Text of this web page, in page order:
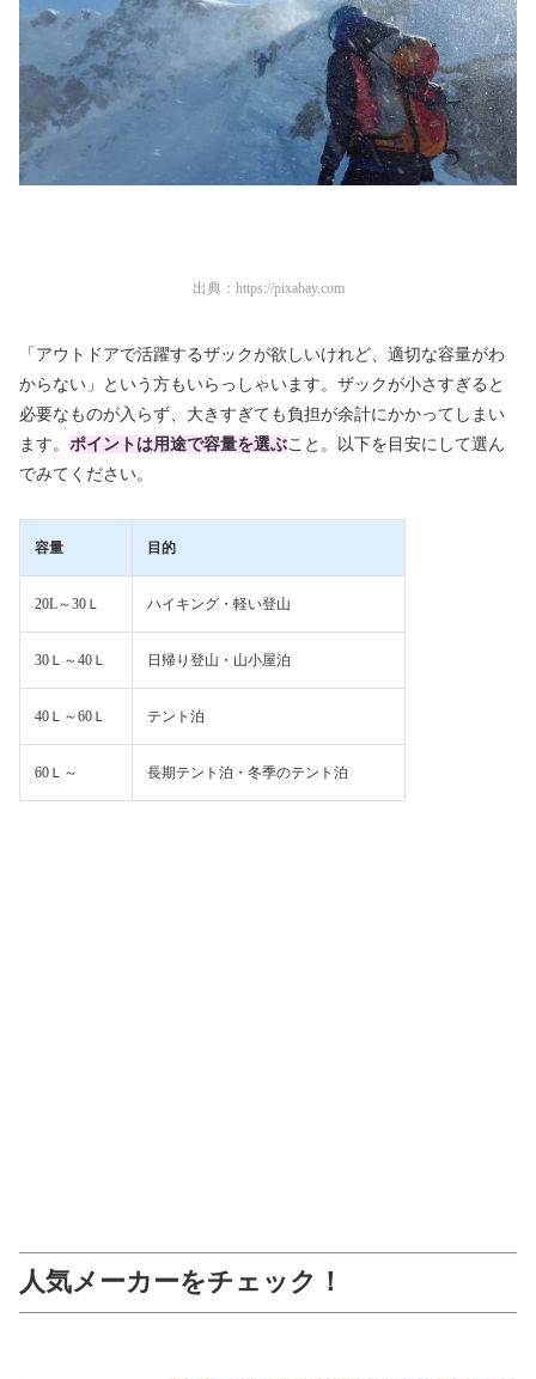
出典： https://pixabay.com
「アウトドアで活躍するザックが欲しいけれど、適切な容量がわ
からない」という方もいらっしゃいます。ザックが小さすぎると
必要なものが入らず、大きすぎても負担が余計にかかってしまい
ます。 ポイントは用途で容量を選ぶこと。以下を目安にして選ん
でみてください。
容量 目的
20L～30Ｌ ハイキング・軽い登山
30Ｌ～40Ｌ 日帰り登山・山小屋泊
40Ｌ～60Ｌ テント泊
60Ｌ～ 長期テント泊・冬季のテント泊
人気メーカーをチェック！